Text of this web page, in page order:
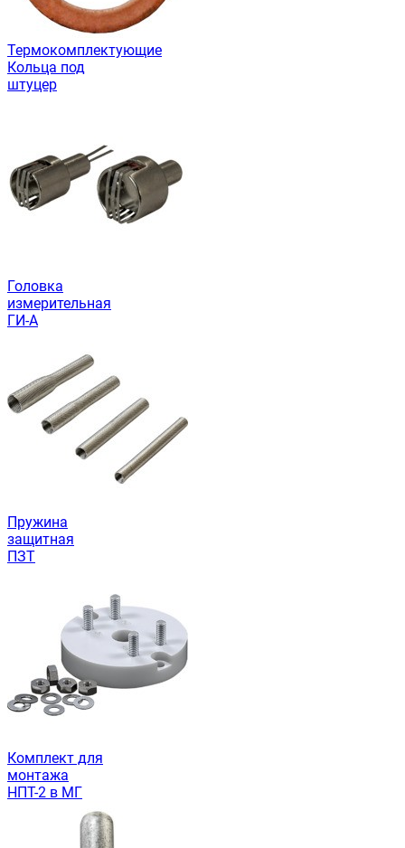
Термокомплектующие
Кольца под
штуцер
Головка
измерительная
ГИ-А
Пружина
защитная
ПЗТ
Комплект для
монтажа
НПТ-2 в МГ